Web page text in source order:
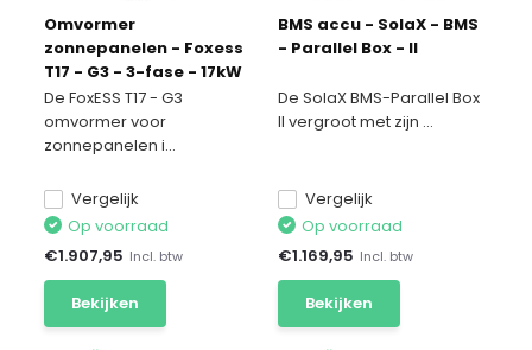
Omvormer
zonnepanelen - Foxess
T17 - G3 - 3-fase - 17kW
De FoxESS T17 - G3
omvormer voor
zonnepanelen i...
Vergelijk
Op voorraad
€1.907,95 Incl. btw
Bekijken
BMS accu - SolaX - BMS
- Parallel Box - II
De SolaX BMS-Parallel Box
II vergroot met zijn ...
Vergelijk
Op voorraad
€1.169,95 Incl. btw
Bekijken